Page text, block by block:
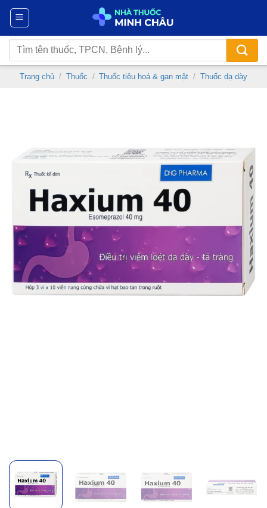
Chuyển
nội
dung
Tìm
kiếm:
Trang chủ / Thuốc / Thuốc tiêu hoá & gan mật / Thuốc dạ dày